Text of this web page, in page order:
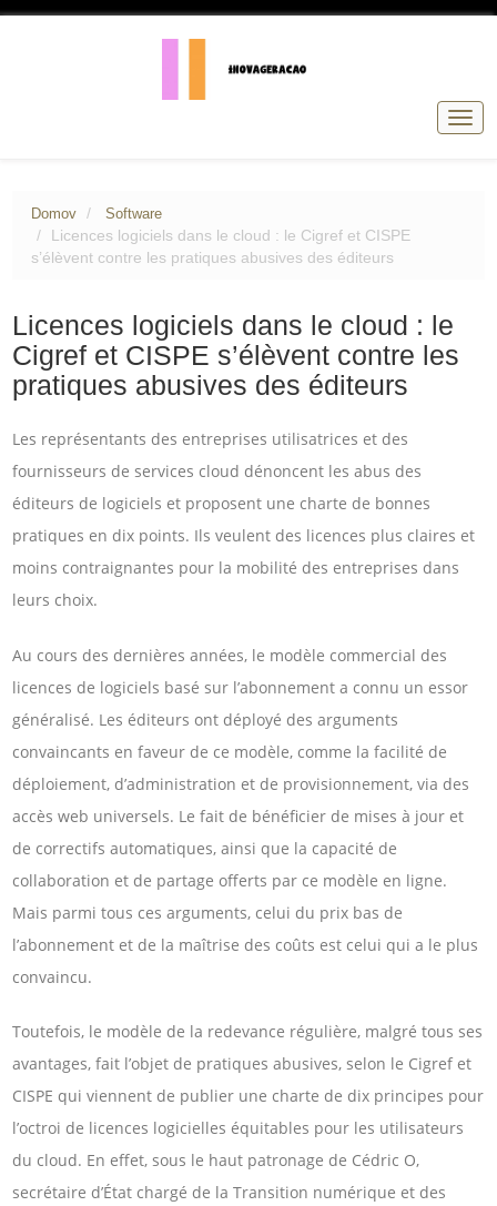
Domov Software
Licences logiciels dans le cloud : le Cigref et CISPE
s’élèvent contre les pratiques abusives des éditeurs
Licences logiciels dans le cloud : le
Cigref et CISPE s’élèvent contre les
pratiques abusives des éditeurs
Les représentants des entreprises utilisatrices et des
fournisseurs de services cloud dénoncent les abus des
éditeurs de logiciels et proposent une charte de bonnes
pratiques en dix points. Ils veulent des licences plus claires et
moins contraignantes pour la mobilité des entreprises dans
leurs choix.
Au cours des dernières années, le modèle commercial des
licences de logiciels basé sur l’abonnement a connu un essor
généralisé. Les éditeurs ont déployé des arguments
convaincants en faveur de ce modèle, comme la facilité de
déploiement, d’administration et de provisionnement, via des
accès web universels. Le fait de bénéficier de mises à jour et
de correctifs automatiques, ainsi que la capacité de
collaboration et de partage offerts par ce modèle en ligne.
Mais parmi tous ces arguments, celui du prix bas de
l’abonnement et de la maîtrise des coûts est celui qui a le plus
convaincu.
Toutefois, le modèle de la redevance régulière, malgré tous ses
avantages, fait l’objet de pratiques abusives, selon le Cigref et
CISPE qui viennent de publier une charte de dix principes pour
l’octroi de licences logicielles équitables pour les utilisateurs
du cloud. En effet, sous le haut patronage de Cédric O,
secrétaire d’État chargé de la Transition numérique et des